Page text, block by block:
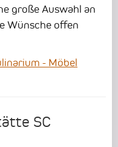
große Auswahl an
Wünsche offen
- Möbel
SC